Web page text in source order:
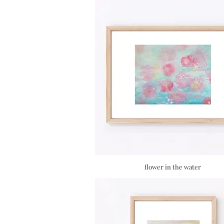
Quick View
flower in the water